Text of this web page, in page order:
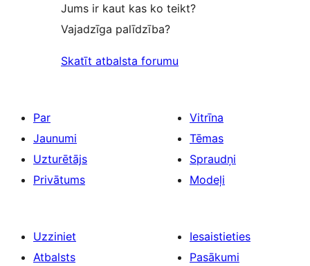
Jums ir kaut kas ko teikt?
Vajadzīga palīdzība?
Skatīt atbalsta forumu
Par
Jaunumi
Uzturētājs
Privātums
Vitrīna
Tēmas
Spraudņi
Modeļi
Uzziniet
Atbalsts
Iesaistieties
Pasākumi